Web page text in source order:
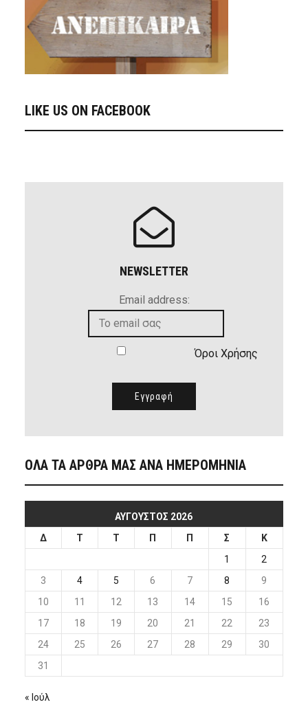
LIKE US ON FACEBOOK
NEWSLETTER
Email address:
Όροι Χρήσης
ΟΛΑ ΤΑ ΑΡΘΡΑ ΜΑΣ ΑΝΑ ΗΜΕΡΟΜΗΝΙΑ
ΑΎΓΟΥΣΤΟΣ 2026
Δ
Τ Τ Π Π Σ
Κ
1
2
3
4 5 6 7 8
9
10
11 12 13 14 15
16
17
18 19 20 21 22
23
24
25 26 27 28 29
30
31
« Ιούλ